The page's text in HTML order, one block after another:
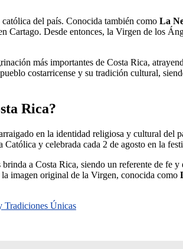
del país. Conocida también como La
Cartago. Desde entonces, la Virgen de los
más importantes de Costa Rica,
costarricense y su tradición cultural,
Rica?
en la identidad religiosa y cultural del
y celebrada cada 2 de agosto en la
a Costa Rica, siendo un referente de fe
imagen original de la Virgen, conocida como
Tradiciones Únicas